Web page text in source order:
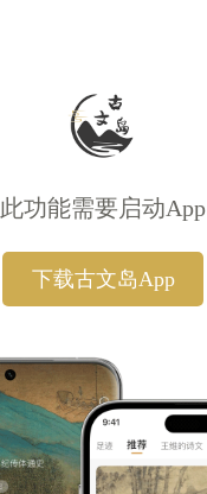
此功能需要启动App
下载古文岛App